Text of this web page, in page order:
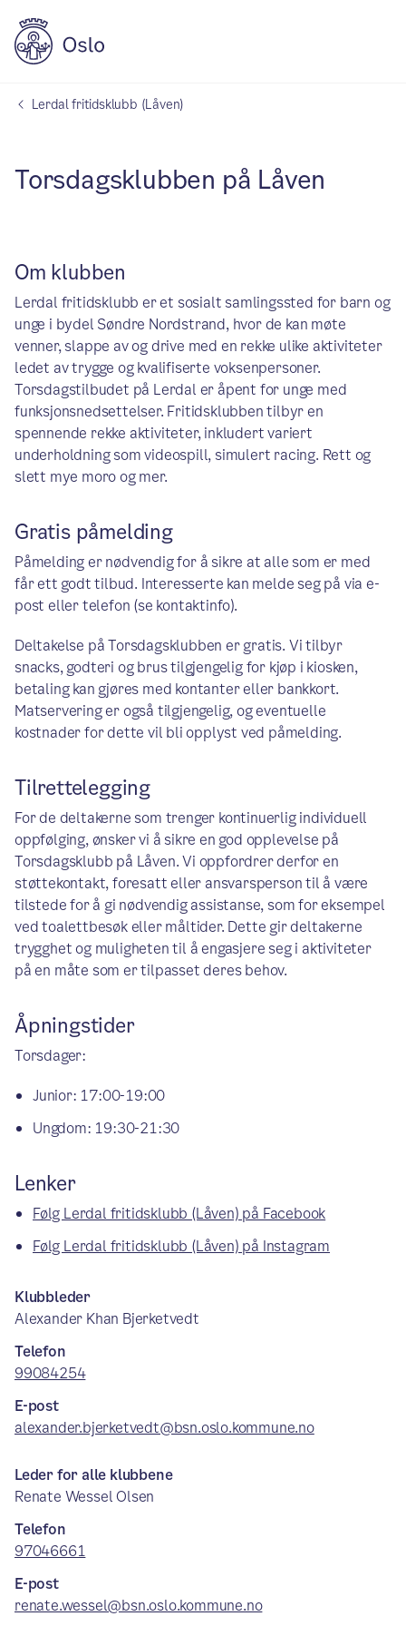
Lerdal fritidsklubb (Låven)
Torsdagsklubben på Låven
Om klubben
Lerdal fritidsklubb er et sosialt samlingssted for barn og
unge i bydel Søndre Nordstrand, hvor de kan møte
venner, slappe av og drive med en rekke ulike aktiviteter
ledet av trygge og kvalifiserte voksenpersoner.
Torsdagstilbudet på Lerdal er åpent for unge med
funksjonsnedsettelser. Fritidsklubben tilbyr en
spennende rekke aktiviteter, inkludert variert
underholdning som videospill, simulert racing. Rett og
slett mye moro og mer.
Gratis påmelding
Påmelding er nødvendig for å sikre at alle som er med
får ett godt tilbud. Interesserte kan melde seg på via e-
post eller telefon (se kontaktinfo).
Deltakelse på Torsdagsklubben er gratis. Vi tilbyr
snacks, godteri og brus tilgjengelig for kjøp i kiosken,
betaling kan gjøres med kontanter eller bankkort.
Matservering er også tilgjengelig, og eventuelle
kostnader for dette vil bli opplyst ved påmelding.
Tilrettelegging
For de deltakerne som trenger kontinuerlig individuell
oppfølging, ønsker vi å sikre en god opplevelse på
Torsdagsklubb på Låven. Vi oppfordrer derfor en
støttekontakt, foresatt eller ansvarsperson til å være
tilstede for å gi nødvendig assistanse, som for eksempel
ved toalettbesøk eller måltider. Dette gir deltakerne
trygghet og muligheten til å engasjere seg i aktiviteter
på en måte som er tilpasset deres behov.
Åpningstider
Torsdager:
Junior: 17:00-19:00
Ungdom: 19:30-21:30
Lenker
Følg Lerdal fritidsklubb (Låven) på Facebook
Følg Lerdal fritidsklubb (Låven) på Instagram
Klubbleder
Alexander Khan Bjerketvedt
Telefon
99084254
E-post
alexander.bjerketvedt@bsn.oslo.kommune.no
Leder for alle klubbene
Renate Wessel Olsen
Telefon
97046661
E-post
renate.wessel@bsn.oslo.kommune.no